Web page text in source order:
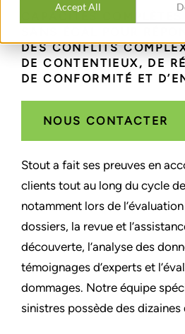
Accept All
CAPACITÉS
SANS ÉGAL POUR
DES CONFLITS
DE CONTENTIEUX, DE
DE CONFORMITÉ ET
NOUS CONTACTER
Stout a fait ses preuves en
clients tout au long du cycle
notamment lors de
dossiers, la revue et
découverte, l’analyse des
témoignages d’experts et
dommages. Notre équipe
sinistres possède des dizaines